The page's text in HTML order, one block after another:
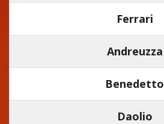
Ferrari
Andreuzza
Benedetto
Daolio